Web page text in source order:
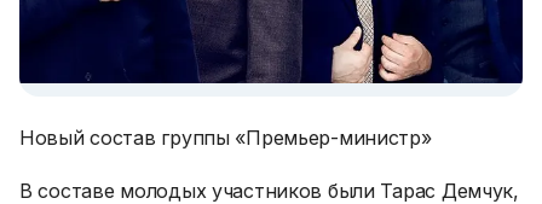
Новый состав группы «Премьер-министр»
В составе молодых участников были Тарас Демчук,